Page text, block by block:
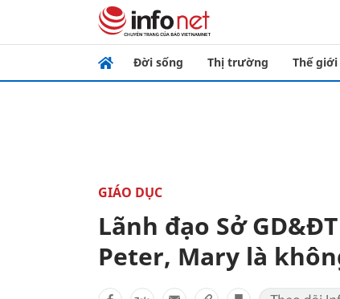
Đời sống Thị trường Thế giới
GIÁO DỤC
Lãnh đạo Sở
Peter, Mary là